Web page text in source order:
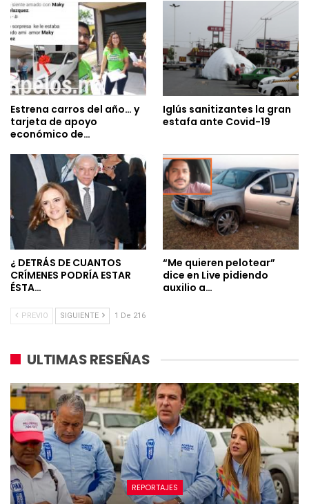
Estrena carros del año… y
tarjeta de apoyo
económico de…
Iglús sanitizantes la gran
estafa ante Covid-19
¿ DETRÁS DE CUANTOS
CRÍMENES PODRÍA ESTAR
ÉSTA…
“Me quieren pelotear”
dice en Live pidiendo
auxilio a…
PREVIO SIGUIENTE 1 De 216
ULTIMAS RESEÑAS
REPORTAJES